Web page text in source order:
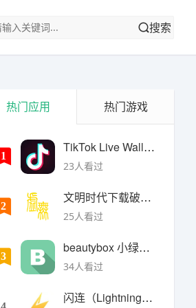
搜索
热门应用 热门游戏
1
TikTok Live Wallpaper
23人看过
2
文明时代下载破解版无限金币最新版
25人看过
3
beautybox 小绿盒正版最新免费下载
34人看过
闪连（LightningX）加速器app